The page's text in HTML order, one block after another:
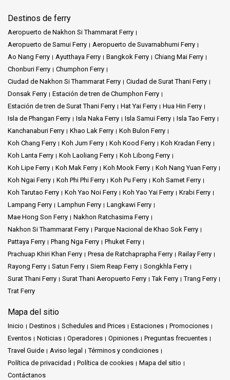
Destinos de ferry
Aeropuerto de Nakhon Si Thammarat Ferry
Aeropuerto de Samui Ferry
Aeropuerto de Suvarnabhumi Ferry
Ao Nang Ferry
Ayutthaya Ferry Bangkok Ferry
Chiang Mai Ferry
Chonburi Ferry
Chumphon Ferry
Ciudad de Nakhon Si Thammarat Ferry
Ciudad de Surat Thani Ferry
Donsak Ferry
Estación de tren de Chumphon Ferry
Estación de tren de Surat Thani Ferry
Hat Yai Ferry
Hua Hin Ferry
Isla de Phangan Ferry
Isla Naka Ferry Isla Samui Ferry
Isla Tao Ferry
Kanchanaburi Ferry
Khao Lak Ferry
Koh Bulon Ferry
Koh Chang Ferry
Koh Jum Ferry Koh Kood Ferry
Koh Kradan Ferry
Koh Lanta Ferry
Koh Laoliang Ferry
Koh Libong Ferry
Koh Lipe Ferry
Koh Mak Ferry Koh Mook Ferry
Koh Nang Yuan Ferry
Koh Ngai Ferry
Koh Phi Phi Ferry Koh Pu Ferry
Koh Samet Ferry
Koh Tarutao Ferry
Koh Yao Noi Ferry Koh Yao Yai Ferry
Krabi Ferry
Lampang Ferry
Lamphun Ferry
Langkawi Ferry
Mae Hong Son Ferry
Nakhon Ratchasima Ferry
Nakhon Si Thammarat Ferry
Parque Nacional de Khao Sok Ferry
Pattaya Ferry
Phang Nga Ferry
Phuket Ferry
Prachuap Khiri Khan Ferry
Presa de Ratchaprapha Ferry
Railay Ferry
Rayong Ferry
Satun Ferry Siem Reap Ferry
Songkhla Ferry
Surat Thani Ferry
Surat Thani Aeropuerto Ferry Tak Ferry
Trang Ferry
Trat Ferry
Mapa del sitio
Inicio Destinos Schedules and Prices Estaciones
Promociones
Eventos
Noticias Operadores Opiniones
Preguntas frecuentes
Travel Guide
Aviso legal
Términos y condiciones
Política de privacidad
Política de cookies
Mapa del sitio
Contáctanos